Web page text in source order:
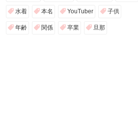
水着 本名 YouTuber 子供
年齢 関係 卒業 旦那